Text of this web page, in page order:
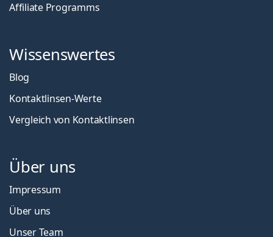
Affiliate Programms
Wissenswertes
Blog
Kontaktlinsen-Werte
Vergleich von Kontaktlinsen
Über uns
Impressum
Über uns
Unser Team